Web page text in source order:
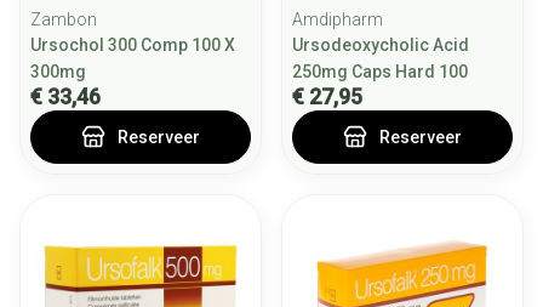
Zambon
Ursochol 300 Comp 100 X
300mg
€ 33,46
Reserveer
Amdipharm
Ursodeoxycholic Acid
250mg Caps Hard 100
€ 27,95
Reserveer